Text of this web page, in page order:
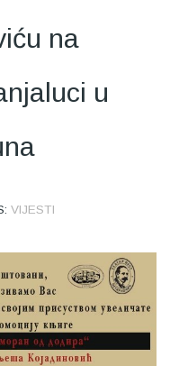
na
u
VIJESTI